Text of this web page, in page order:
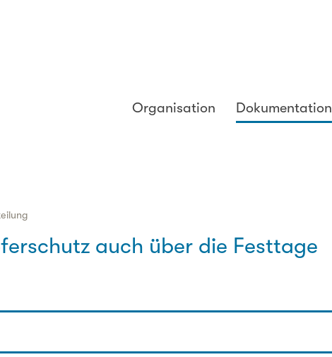
Organisation Dokumentation
auch über die Festtage